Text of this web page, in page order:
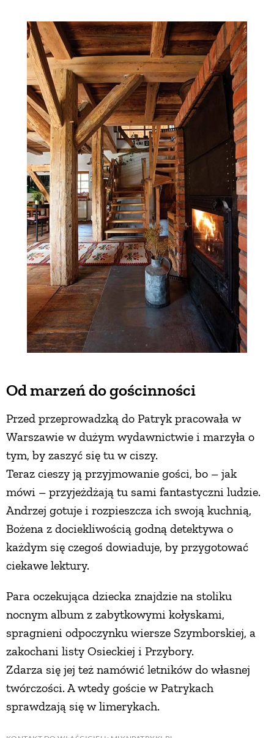
Od marzeń do gościnności
Przed przeprowadzką do Patryk pracowała w
Warszawie w dużym wydawnictwie i marzyła o
tym, by zaszyć się tu w ciszy.
Teraz cieszy ją przyjmowanie gości, bo – jak
mówi – przyjeżdżają tu sami fantastyczni ludzie.
Andrzej gotuje i rozpieszcza ich swoją kuchnią,
Bożena z dociekliwością godną detektywa o
każdym się czegoś dowiaduje, by przygotować
ciekawe lektury.
Para oczekująca dziecka znajdzie na stoliku
nocnym album z zabytkowymi kołyskami,
spragnieni odpoczynku wiersze Szymborskiej, a
zakochani listy Osieckiej i Przybory.
Zdarza się jej też namówić letników do własnej
twórczości. A wtedy goście w Patrykach
sprawdzają się w limerykach.